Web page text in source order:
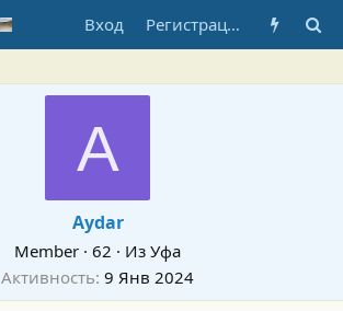
Вход Регистрация
A
Aydar
Member · 62 · Из Уфа
Активность 9 Янв 2024